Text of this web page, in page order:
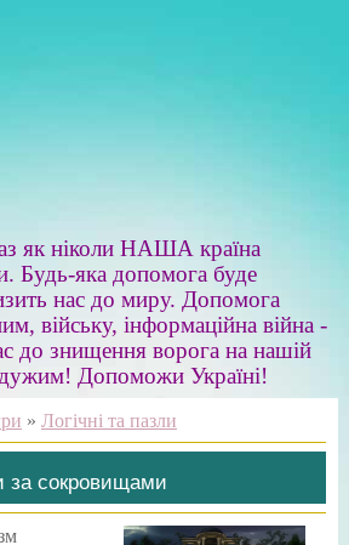
як ніколи НАША країна
Будь-яка допомога буде
нас до миру. Допомога
війську, інформаційна війна -
до знищення ворога на нашій
Допоможи Україні!
» Логічні та пазли
за сокровищами